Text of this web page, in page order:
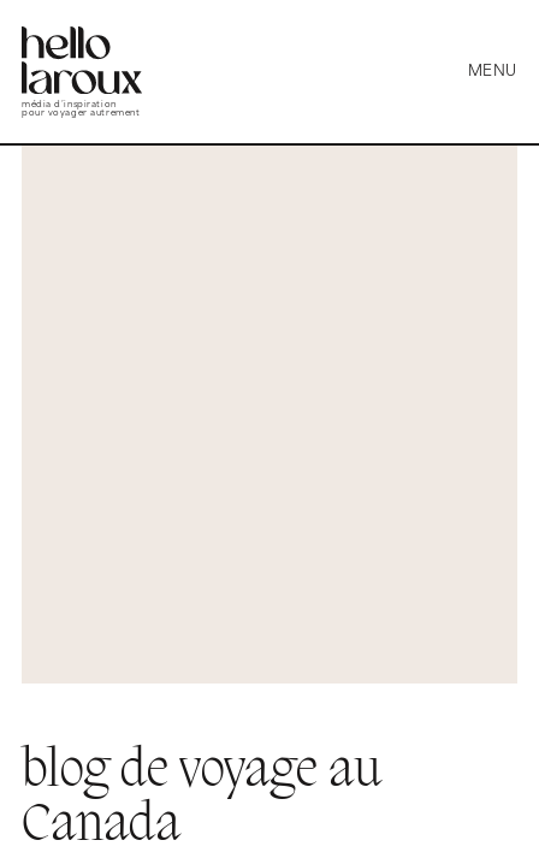
média d’inspiration
pour voyager autrement
MENU
blog de voyage au
Canada